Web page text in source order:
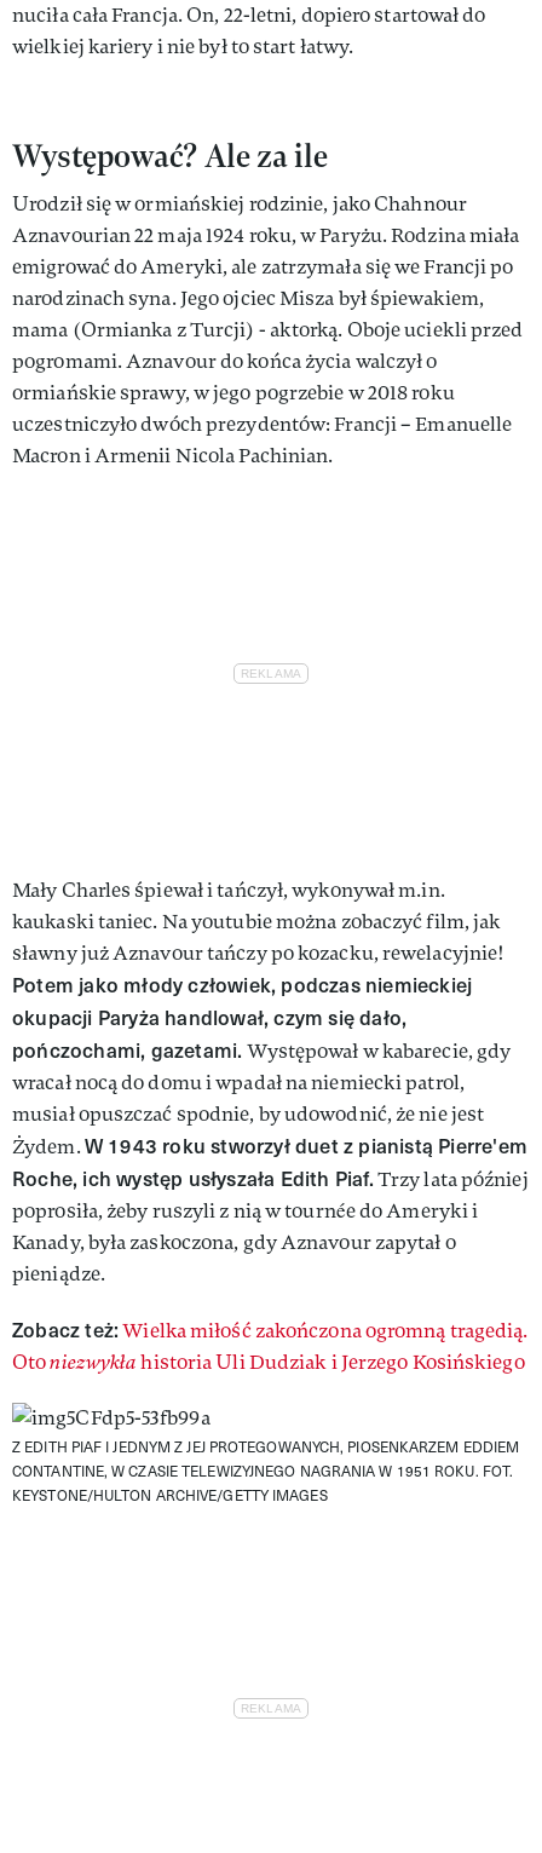
nuciła cała Francja. On, 22-letni, dopiero startował do
wielkiej kariery i nie był to start łatwy.
Występować? Ale za ile
Urodził się w ormiańskiej rodzinie, jako Chahnour
Aznavourian 22 maja 1924 roku, w Paryżu. Rodzina miała
emigrować do Ameryki, ale zatrzymała się we Francji po
narodzinach syna. Jego ojciec Misza był śpiewakiem,
mama (Ormianka z Turcji) - aktorką. Oboje uciekli przed
pogromami. Aznavour do końca życia walczył o
ormiańskie sprawy, w jego pogrzebie w 2018 roku
uczestniczyło dwóch prezydentów: Francji – Emanuelle
Macron i Armenii Nicola Pachinian.
Mały Charles śpiewał i tańczył, wykonywał m.in.
kaukaski taniec. Na youtubie można zobaczyć film, jak
sławny już Aznavour tańczy po kozacku, rewelacyjnie!
Potem jako młody człowiek, podczas niemieckiej
okupacji Paryża handlował, czym się dało,
pończochami, gazetami. Występował w kabarecie, gdy
wracał nocą do domu i wpadał na niemiecki patrol,
musiał opuszczać spodnie, by udowodnić, że nie jest
Żydem.W 1943 roku stworzył duet z pianistą Pierre'em
Roche, ich występ usłyszała Edith Piaf.Trzy lata później
poprosiła, żeby ruszyli z nią w tournée do Ameryki i
Kanady, była zaskoczona, gdy Aznavour zapytał o
pieniądze.
Zobacz też: Wielka miłość zakończona ogromną tragedią.
Otoniezwykłahistoria Uli Dudziak i Jerzego Kosińskiego
Z EDITH PIAF I JEDNYM Z JEJ PROTEGOWANYCH, PIOSENKARZEM EDDIEM
CONTANTINE, W CZASIE TELEWIZYJNEGO NAGRANIA W 1951 ROKU. FOT.
KEYSTONE/HULTON ARCHIVE/GETTY IMAGES